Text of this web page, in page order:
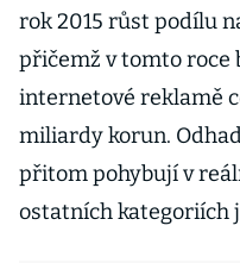
rok 2015 růst podílu
přičemž v tomto roce
internetové reklamě
miliardy korun.
přitom pohybují v
ostatních kategoriích